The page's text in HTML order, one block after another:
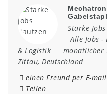
Starke
Alle Jobs -
& Logistik
monatlicher
Zittau, Deutschland
einen Freund per E-
Teilen